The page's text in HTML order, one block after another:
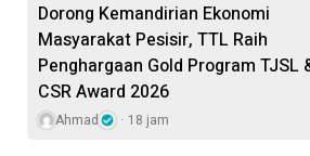
Dorong Kemandirian Ekonomi
Masyarakat Pesisir, TTL Raih
Penghargaan Gold Program TJSL
CSR Award 2026
Ahmad 18 jam